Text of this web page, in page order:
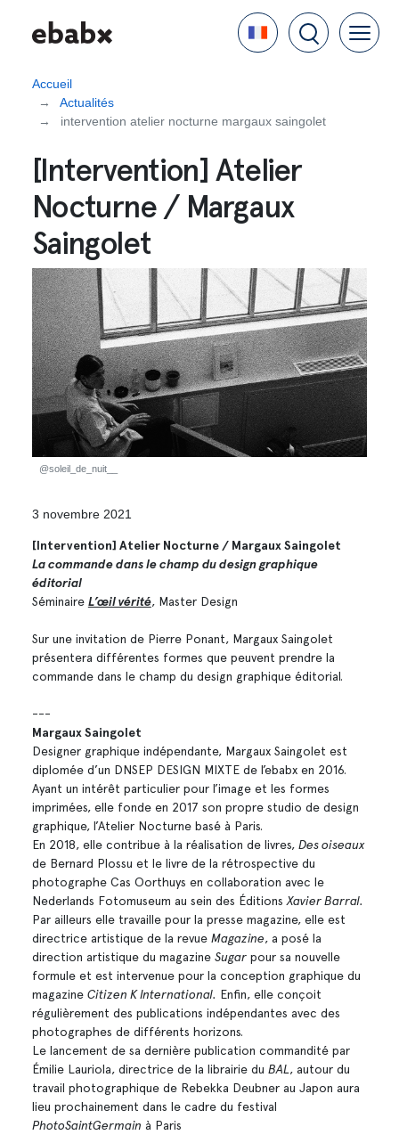
contenu
Language
Accueil
Actualités
intervention atelier nocturne margaux saingolet
[Intervention] Atelier
Nocturne / Margaux
Saingolet
@soleil_de_nuit__
3 novembre 2021
[Intervention] Atelier Nocturne / Margaux Saingolet
La commande dans le champ du design graphique
éditorial
Séminaire L’œil vérité, Master Design
Sur une invitation de Pierre Ponant, Margaux Saingolet
présentera différentes formes que peuvent prendre la
commande dans le champ du design graphique éditorial.
---
Margaux Saingolet
Designer graphique indépendante, Margaux Saingolet est
diplomée d’un DNSEP DESIGN MIXTE de l’ebabx en 2016.
Ayant un intérêt particulier pour l’image et les formes
imprimées, elle fonde en 2017 son propre studio de design
graphique, l’Atelier Nocturne basé à Paris.
En 2018, elle contribue à la réalisation de livres, Des oiseaux
de Bernard Plossu et le livre de la rétrospective du
photographe Cas Oorthuys en collaboration avec le
Nederlands Fotomuseum au sein des Éditions Xavier Barral.
Par ailleurs elle travaille pour la presse magazine, elle est
directrice artistique de la revue Magazine, a posé la
direction artistique du magazine Sugarpour sa nouvelle
formule et est intervenue pour la conception graphique du
magazine Citizen K International. Enfin, elle conçoit
régulièrement des publications indépendantes avec des
photographes de différents horizons.
Le lancement de sa dernière publication commandité par
Émilie Lauriola, directrice de la librairie du BAL, autour du
travail photographique de Rebekka Deubner au Japon aura
lieu prochainement dans le cadre du festival
PhotoSaintGermain à Paris